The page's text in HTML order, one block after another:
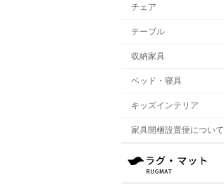
チェア
テーブル
収納家具
ベッド・寝具
キッズインテリア
家具開梱設置便について